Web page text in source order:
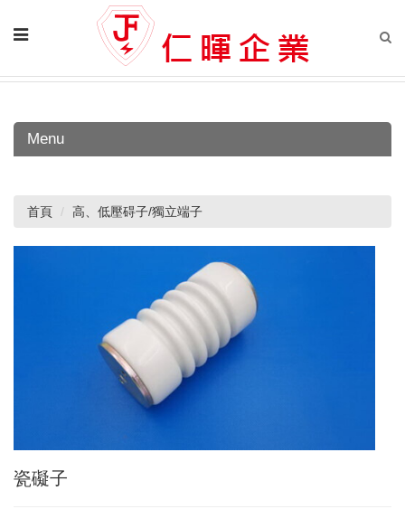
Menu
首頁 高、低壓碍子/獨立端子
瓷礙子